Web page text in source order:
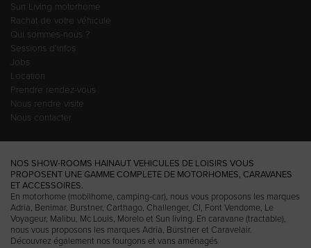
Sun Living motorhome
Rachat de votre véhicule
Qui sommes-nous ?
Sessions d’infos
Jobs
Location
Prendre rendez-vous
Nous rendre visite
Nous contacter
NOS SHOW-ROOMS HAINAUT VEHICULES DE LOISIRS VOUS
PROPOSENT UNE GAMME COMPLETE DE MOTORHOMES, CARAVANES
ET ACCESSOIRES.
En motorhome (mobilhome, camping-car), nous vous proposons les marques
Adria, Benimar, Burstner, Carthago, Challenger, CI, Font Vendome, Le
Voyageur, Malibu, Mc Louis, Morelo et Sun living. En caravane (tractable),
nous vous proposons les marques Adria, Bürstner et Caravelair.
Découvrez également nos fourgons et vans aménagés